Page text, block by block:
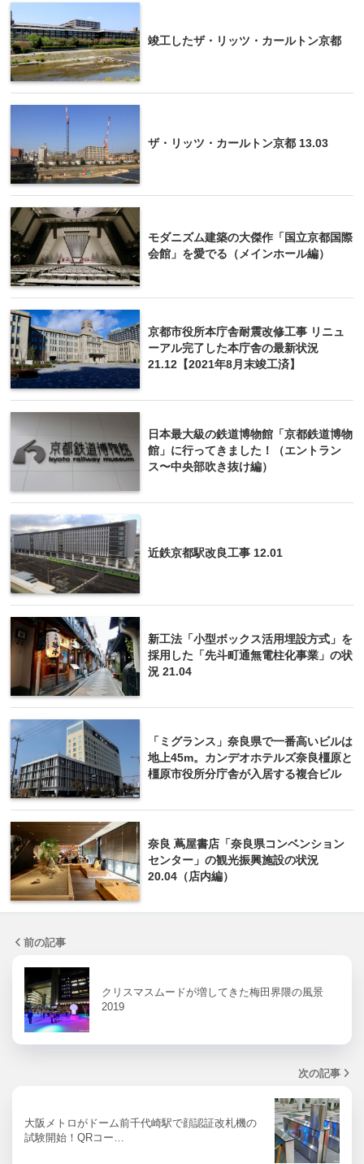
竣工したザ・リッツ・カールトン京都
ザ・リッツ・カールトン京都 13.03
モダニズム建築の大傑作「国立京都国際
会館」を愛でる（メインホール編）
京都市役所本庁舎耐震改修工事 リニュ
ーアル完了した本庁舎の最新状況
21.12【2021年8月末竣工済】
日本最大級の鉄道博物館「京都鉄道博物
館」に行ってきました！（エントラン
ス〜中央部吹き抜け編）
近鉄京都駅改良工事 12.01
新工法「小型ボックス活用埋設方式」を
採用した「先斗町通無電柱化事業」の状
況 21.04
「ミグランス」奈良県で一番高いビルは
地上45m。カンデオホテルズ奈良橿原と
橿原市役所分庁舎が入居する複合ビル
奈良 蔦屋書店「奈良県コンベンション
センター」の観光振興施設の状況
20.04（店内編）
前の記事
クリスマスムードが増してきた梅田界隈の風景
2019
次の記事
大阪メトロがドーム前千代崎駅で顔認証改札機の
試験開始！QRコー…